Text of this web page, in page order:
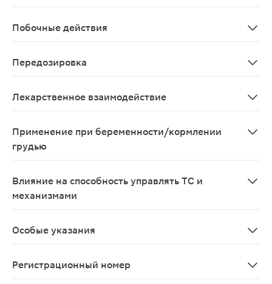
Побочные действия
Передозировка
Лекарственное взаимодействие
Применение при беременности/кормлении
грудью
Влияние на способность управлять ТС и
механизмами
Особые указания
Регистрационный номер